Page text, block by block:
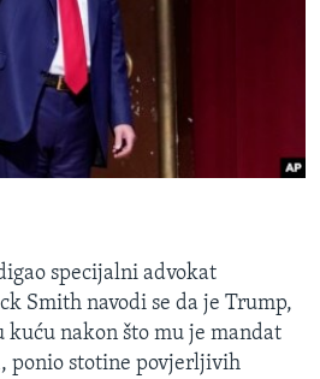
specijalni advokat
Smith navodi se da je Trump,
kuću nakon što mu je mandat
ponio stotine povjerljivih